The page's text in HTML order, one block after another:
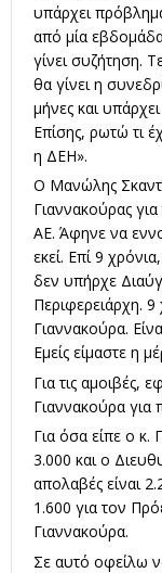
υπάρχει
από μία
γίνει συζήτηση.
θα γίνει η
μήνες και
Επίσης, ρωτώ τι
η ΔΕΗ».
Ο Μανώλης
Γιαννακούρας
ΑΕ. Άφηνε να
εκεί. Επί 9
δεν υπήρχε
Περιφερειάρχη.
Γιαννακούρα.
Εμείς είμαστε η
Για τις αμοιβές,
Γιαννακούρα για
Για όσα είπε ο κ.
3.000 και ο
απολαβές είναι
1.600 για τον
Γιαννακούρα.
Σε αυτό οφείλω